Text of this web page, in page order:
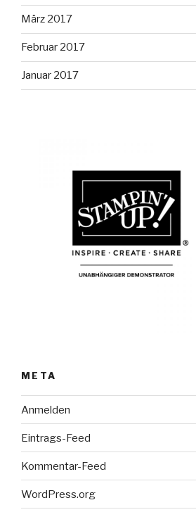
März 2017
Februar 2017
Januar 2017
META
Anmelden
Eintrags-Feed
Kommentar-Feed
WordPress.org